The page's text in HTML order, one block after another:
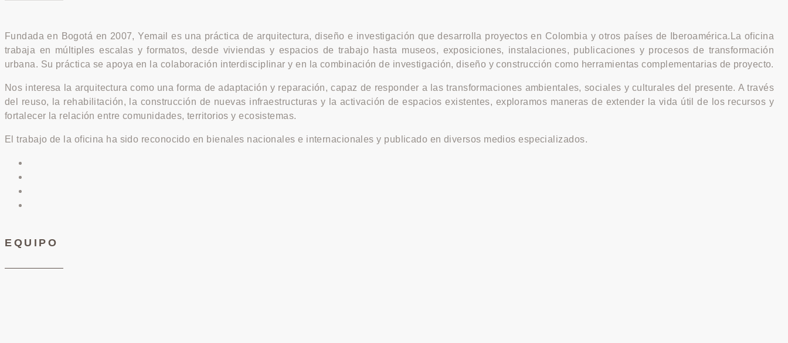
Fundada en Bogotá en 2007, Yemail es una práctica de arquitectura, diseño e investigación que desarrolla proyectos en Colombia y otros países de Iberoamérica.La oficina
trabaja en múltiples escalas y formatos, desde viviendas y espacios de trabajo hasta museos, exposiciones, instalaciones, publicaciones y procesos de transformación
urbana. Su práctica se apoya en la colaboración interdisciplinar y en la combinación de investigación, diseño y construcción como herramientas complementarias de proyecto.
Nos interesa la arquitectura como una forma de adaptación y reparación, capaz de responder a las transformaciones ambientales, sociales y culturales del presente. A través
del reuso, la rehabilitación, la construcción de nuevas infraestructuras y la activación de espacios existentes, exploramos maneras de extender la vida útil de los recursos y
fortalecer la relación entre comunidades, territorios y ecosistemas.
El trabajo de la oficina ha sido reconocido en bienales nacionales e internacionales y publicado en diversos medios especializados.
EQUIPO